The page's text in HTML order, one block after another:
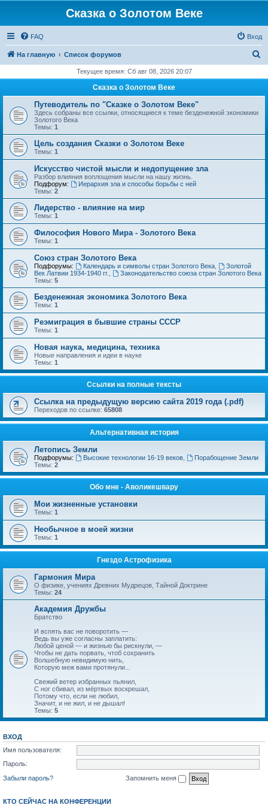
Сказка о Золотом Веке
FAQ Вход
На главную Список форумов
с
Текущее время: Сб авг 08, 2026 20:07
Сказка о Золотом Веке
Путеводитель по "Сказке о Золотом Веке"
Здесь собраны все ссылки, относящиеся к теме безденежной экономики
Золотого Века
Темы: 1
Цель создания Сказки о Золотом Веке
Темы: 1
Искусство чистой мысли и недопущение зла
Разбор влияния воплощения мысли на нашу жизнь.
Подфорум:
Иерархия зла и способы борьбы с ней
Темы: 2
Лидерство - влияние на мир
Темы: 1
Философия Нового Мира - Золотого Века
Темы: 1
Cоюз стран Золотого Века
Подфорумы: Календарь и символы стран Золотого Века,
Золотой
Век Латвии 1934-1940 гг.
Законодательство союза стран Золотого Века
Темы: 5
Безденежная экономика Золотого Века
Темы: 1
Реэмиграция в бывшие страны СССР
Темы: 1
Новая наука, медицина, техника
Новые направления и идеи в науке
Темы: 1
Ссылки на полные тексты
Ссылка на предыдущую версию сайта 2019 года (.pdf)
Переходов по ссылке: 65808
Альтернативная история
Летопись Земли
Подфорумы: Высокие технологии 16-19 веков,
Порабощение Земли
Темы: 2
Обо мне - Аволикешвару
Мои жизненные установки
Темы: 1
Необычное в моей жизни
Темы: 1
Гнездо Астрофизика
Гармония Мира
О физике, учениях Древних Мудрецов, Тайной Доктрине
Темы: 24
Академия Дружбы
Братство
И вспять вас не поворотить —
Ведь вы уже согласны заплатить:
Любой ценой — и жизнью бы рискнули, —
Чтобы не дать порвать, чтоб сохранить
Волшебную невидимую нить,
Которую меж вами протянули...
Свежий ветер избранных пьянил,
С ног сбивал, из мёртвых воскрешал,
Потому что, если не любил,
Значит, и не жил, и не дышал!
Темы: 5
ВХОД
Имя пользователя:
Пароль:
Забыли пароль?
Запомнить меня
КТО СЕЙЧАС НА КОНФЕРЕНЦИИ